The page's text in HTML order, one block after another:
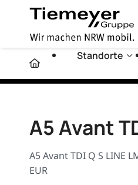
Standorte
A5 Avant
A5 Avant TDI Q S LINE
EUR